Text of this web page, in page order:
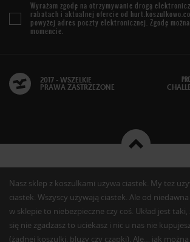
Wyrażam zgodę na otrzymywanie drogą
rabatach i aktualnej ofercie od
powyżej adres poczty elektronicznej. Zgodę
momencie.
2017 - WSZELKIE
PRAWA ZASTRZEŻONE
Nasz sklep z koszulkami używa ciastek. My też
ciastek. Wszyscy używają ciastek. Ale od
w sklepie to niebezpieczne czy coś. Układ jest taki,
się nie zgadzasz to uciekasz i nic u nas nie kupujesz
(żadnej koszulki, bluzy czy czapki). Ale… jak